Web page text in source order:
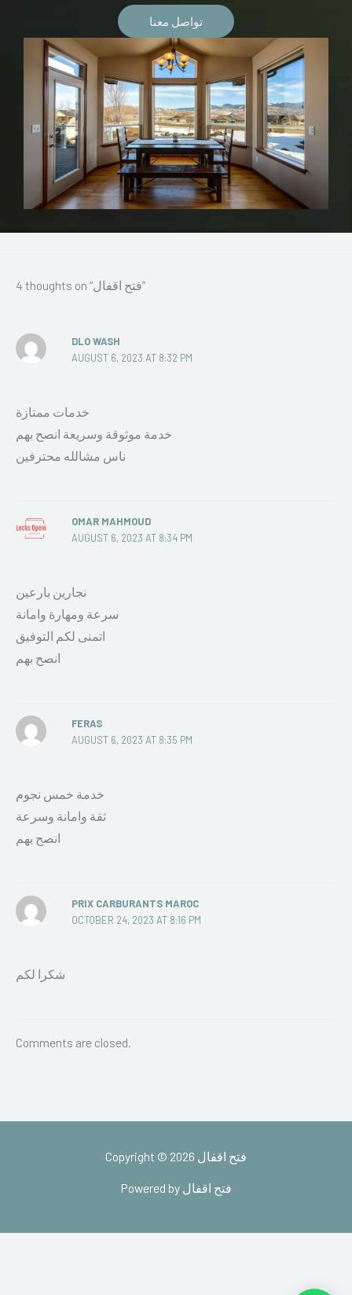
تواصل معنا
4 thoughts on “فتح اقفال”
DLO WASH
AUGUST 6, 2023 AT 8:32 PM
خدمات ممتازة
خدمة موثوقة وسريعة انصح بهم
ناس مشالله محترفين
OMAR MAHMOUD
AUGUST 6, 2023 AT 8:34 PM
نجارين بارعين
سرعة ومهارة وامانة
اتمنى لكم التوفيق
انصح بهم
FERAS
AUGUST 6, 2023 AT 8:35 PM
خدمة خمس نجوم
ثقة وامانة وسرعة
انصح بهم
PRIX CARBURANTS MAROC
OCTOBER 24, 2023 AT 8:16 PM
شكرا لكم
Comments are closed.
Copyright © 2026 فتح اقفال
Powered by فتح اقفال